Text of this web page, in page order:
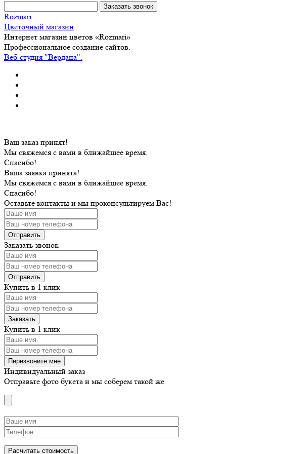
Rozmari
Цветочный магазин
Интернет магазин цветов «Rozmari»
Профессиональное создание сайтов.
Веб-студия "Вердана".
Ваш заказ принят!
Мы свяжемся с вами в ближайшее время.
Спасибо!
Ваша заявка принята!
Мы свяжемся с вами в ближайшее время.
Спасибо!
Оставьте контакты и мы проконсультируем Вас!
Заказать звонок
Купить в 1 клик
Купить в 1 клик
Индивидуальный заказ
Отправьте фото букета и мы соберем такой же